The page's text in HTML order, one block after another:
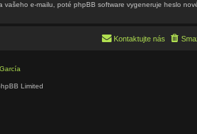
e-mailu, poté phpBB software vygeneruje heslo
Kontaktujte nás
Limited